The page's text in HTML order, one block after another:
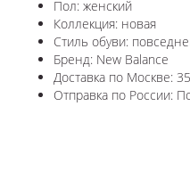
Пол: женский
Коллекция: новая
Стиль обуви:
Бренд: New Balance
Доставка по Москве:
Отправка по России: